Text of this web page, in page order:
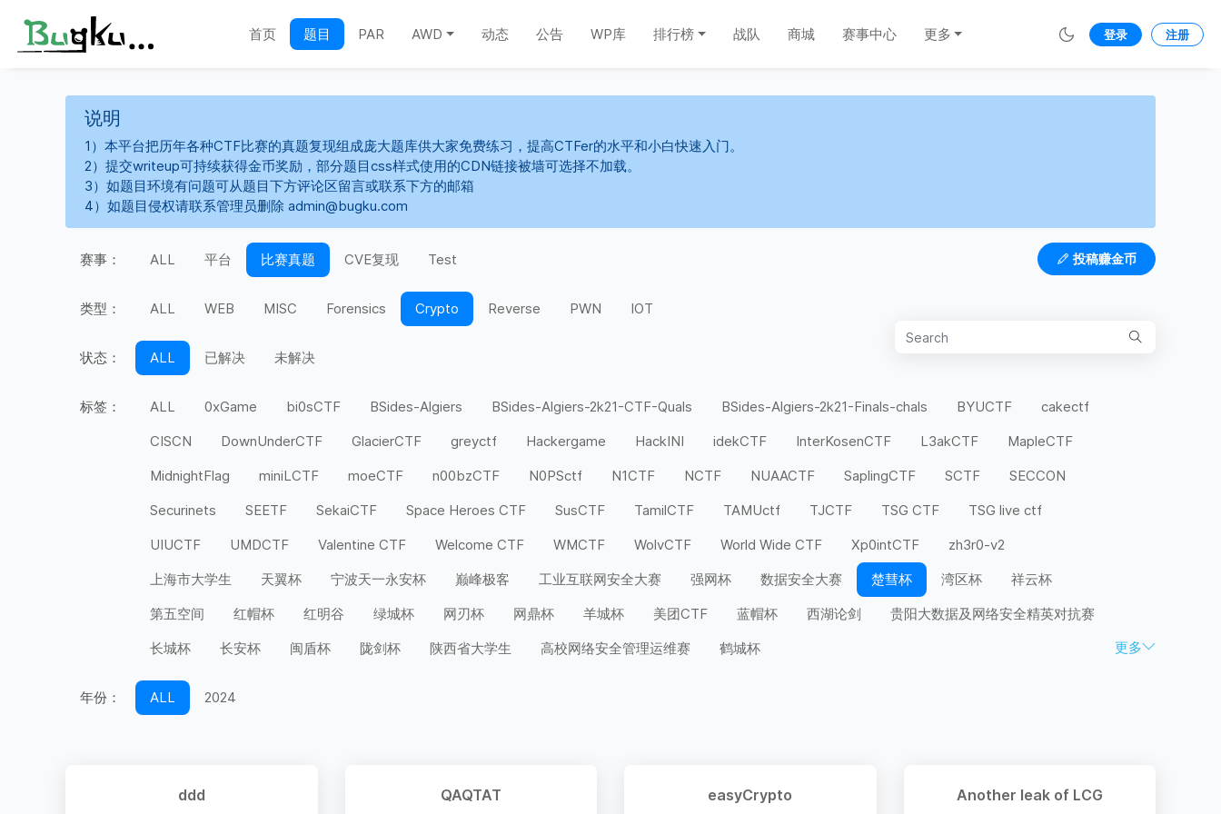
首页 题目 PAR AWD 动态 公告 WP库 排行榜 战队 商城 赛事中心 更多 登录 注册
说明
1）本平台把历年各种CTF比赛的真题复现组成庞大题库供大家免费练习，提高CTFer的水平和小白快速入门。
2）提交writeup可持续获得金币奖励，部分题目css样式使用的CDN链接被墙可选择不加载。
3）如题目环境有问题可从题目下方评论区留言或联系下方的邮箱
4）如题目侵权请联系管理员删除 admin@bugku.com
赛事： ALL 平台 比赛真题 CVE复现 Test
类型： ALL WEB MISC Forensics Crypto Reverse PWN IOT
状态： ALL 已解决 未解决
投稿赚金币
标签： ALL 0xGame bi0sCTF BSides-Algiers BSides-Algiers-2k21-CTF-Quals BSides-Algiers-2k21-Finals-chals BYUCTF
cakectf
CISCN
DownUnderCTF GlacierCTF greyctf Hackergame HackINI idekCTF InterKosenCTF L3akCTF
MapleCTF
MidnightFlag
miniLCTF moeCTF n00bzCTF N0PSctf N1CTF NCTF NUAACTF SaplingCTF SCTF
SECCON
Securinets
SEETF SekaiCTF Space Heroes CTF SusCTF TamilCTF TAMUctf TJCTF TSG CTF
TSG live ctf
UIUCTF
UMDCTF Valentine CTF Welcome CTF WMCTF WolvCTF World Wide CTF Xp0intCTF
zh3r0-v2
上海市大学生
天翼杯 宁波天一永安杯 巅峰极客 工业互联网安全大赛 强网杯 数据安全大赛 楚彗杯 湾区杯
祥云杯
第五空间
红帽杯 红明谷 绿城杯 网刃杯 网鼎杯 羊城杯 美团CTF 蓝帽杯 西湖论剑
贵阳大数据及网络安全精英对抗赛
长城杯
长安杯 闽盾杯 陇剑杯 陕西省大学生 高校网络安全管理运维赛 鹤城杯 更多
年份： ALL 2024
ddd QAQTAT easyCrypto Another leak of LCG